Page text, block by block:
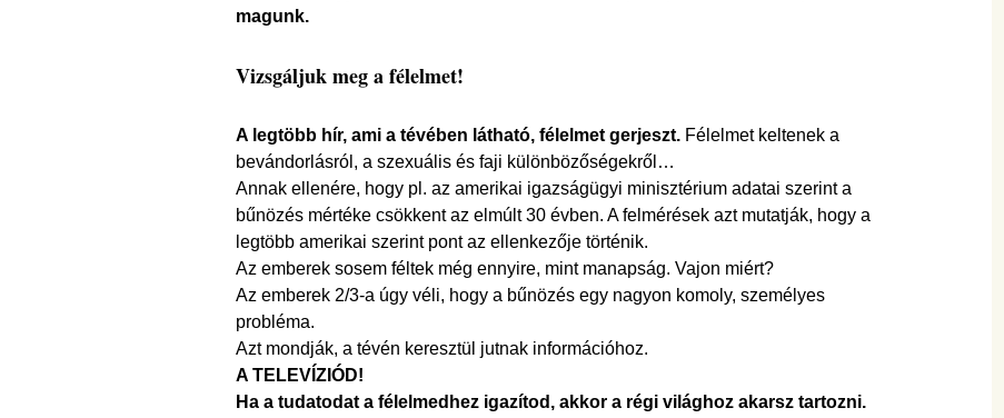
magunk.
Vizsgáljuk meg a félelmet!
A legtöbb hír, ami a tévében látható, félelmet gerjeszt. Félelmet keltenek a
bevándorlásról, a szexuális és faji különbözőségekről…
Annak ellenére, hogy pl. az amerikai igazságügyi minisztérium adatai szerint a
bűnözés mértéke csökkent az elmúlt 30 évben. A felmérések azt mutatják, hogy a
legtöbb amerikai szerint pont az ellenkezője történik.
Az emberek sosem féltek még ennyire, mint manapság. Vajon miért?
Az emberek 2/3-a úgy véli, hogy a bűnözés egy nagyon komoly, személyes
probléma.
Azt mondják, a tévén keresztül jutnak információhoz.
A TELEVÍZIÓD!
Ha a tudatodat a félelmedhez igazítod, akkor a régi világhoz akarsz tartozni.